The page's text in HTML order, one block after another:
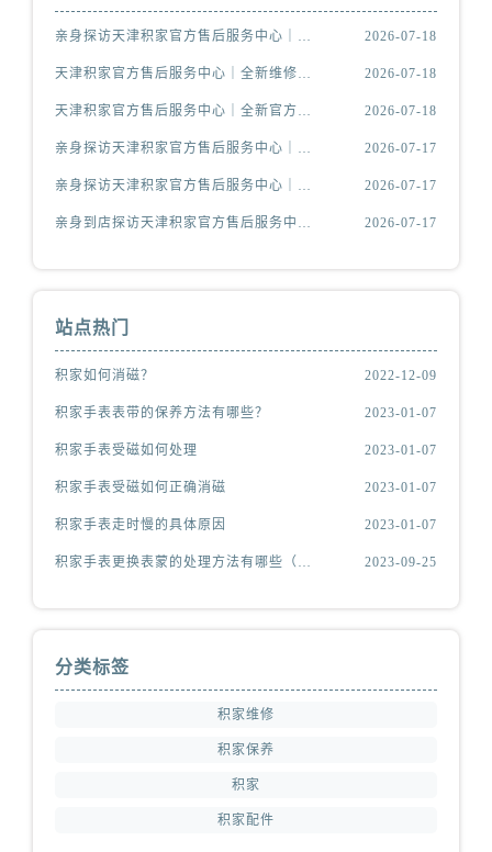
亲身探访天津积家官方售后服务中心｜全新电话和维修地址（2026年7月最新） 2026-07-18
天津积家官方售后服务中心｜全新维修地址及服务热线权威信息公示（2026年7月最新） 2026-07-18
天津积家官方售后服务中心｜全新官方地址及客服热线权威信息公示（2026年7月最新） 2026-07-18
亲身探访天津积家官方售后服务中心｜维修地址及售后服务热线（2026年7月最新） 2026-07-17
亲身探访天津积家官方售后服务中心｜详细地址与24小时客服电话（2026年7月最新） 2026-07-17
亲身到店探访天津积家官方售后服务中心｜最新维修地址与客服电话（2026年7月最新） 2026-07-17
站点热门
积家如何消磁？ 2022-12-09
积家手表表带的保养方法有哪些？ 2023-01-07
积家手表受磁如何处理 2023-01-07
积家手表受磁如何正确消磁 2023-01-07
积家手表走时慢的具体原因 2023-01-07
积家手表更换表蒙的处理方法有哪些（积家更换表蒙处理方法是什么） 2023-09-25
分类标签
积家维修
积家保养
积家
积家配件